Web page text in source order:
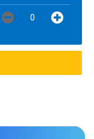
0